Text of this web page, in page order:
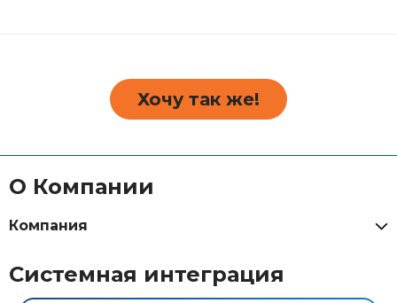
Хочу так же!
О Компании
Компания
Системная интеграция